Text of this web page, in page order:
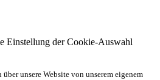
Einstellung der Cookie-Auswahl
unsere Website von unserem eigenem